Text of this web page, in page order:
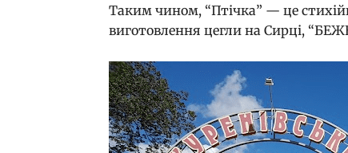
Таким чином, “Птічка” — це
виготовлення цегли на Сирці,